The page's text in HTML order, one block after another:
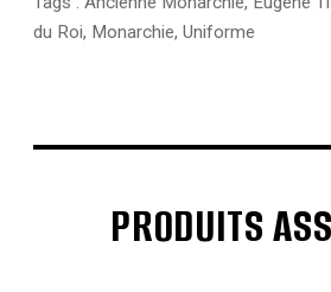
du Roi, Monarchie, Uniforme
PRODUITS